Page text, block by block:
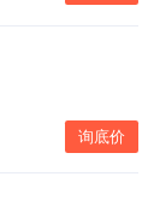
询底价